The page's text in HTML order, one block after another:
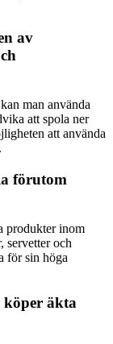
av
man använda
att spola ner
att använda
förutom
produkter inom
servetter och
för sin höga
köper äkta